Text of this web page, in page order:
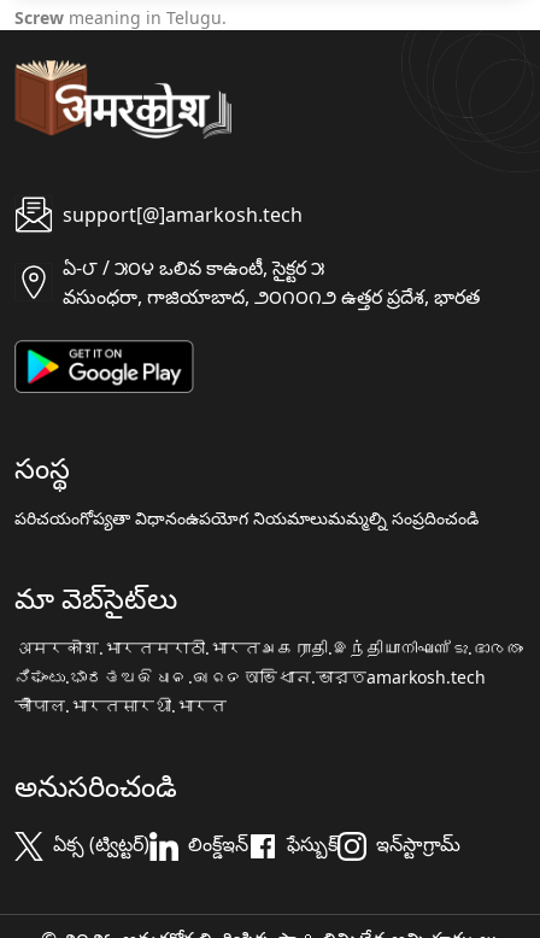
Screw meaning in Telugu.
support[@]amarkosh.tech
ఏ-౮ / ౫౦౪ ఒలివ కాఉంటీ, సైక్టర ౫
వసుంధరా, గాజియాబాద, ౨౦౧౦౧౨ ఉత్తర ప్రదేశ, భారత
సంస్థ
పరిచయంగోప్యతా విధానంఉపయోగ నియమాలుమమ్మల్ని సంప్రదించండి
మా వెబ్‌సైట్‌లు
अमरकोश.भारतमराठी.भारतஅகராதி.இந்தியாനിഘണ്ടു.ഭാരതം
ನಿಘಂಟು.ಭಾರತ ଅଭିଧାନ.ଭାରତ অভিধান.ভারতamarkosh.tech
चौपाल.भारतसारथी.भारत
అనుసరించండి
ఏక్స (ట్విట్టర్) లింక్డ్ఇన్ ఫేస్బుక్ ఇన్‌స్టాగ్రామ్